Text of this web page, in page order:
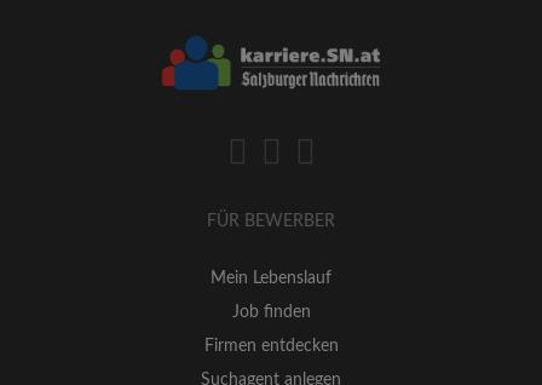
FÜR BEWERBER
Mein Lebenslauf
Job finden
Firmen entdecken
Suchagent anlegen